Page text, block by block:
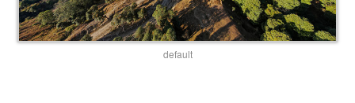
default